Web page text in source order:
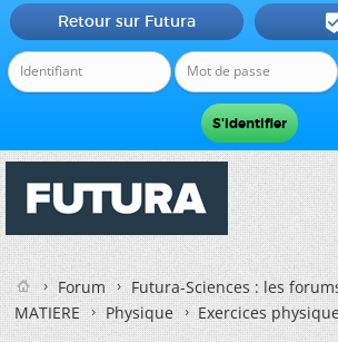
Retour sur Futura
Forum
Futura-Sciences : les
MATIERE
Physique Exercices